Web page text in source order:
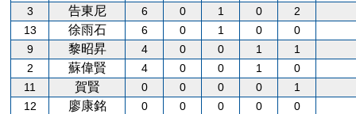
3
告東尼 6 0 1 0
2
13
徐雨石 6 0 1 0
0
9
黎昭昇 4 0 0 1
1
2
蘇偉賢 4 0 0 1
0
11
賀賢 0 0 0 0
1
12
廖康銘 0 0 0 0
0